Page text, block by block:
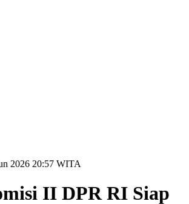
2026 20:57 WITA
II DPR RI Siap